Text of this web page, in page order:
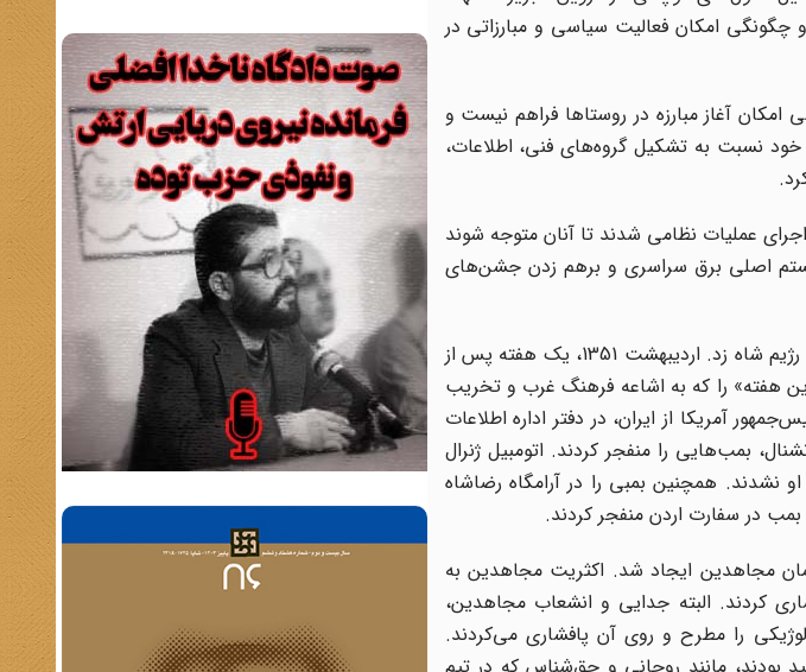
به بررسی روستاها و چگونگی امکان فعالیت سیاسی و مبارزاتی در
امکان آغاز مبارزه در روستاها فراهم نیست و
خود نسبت به تشکیل گروه‌های فنی، اطلاعات،
عملیات نظامی شدند تا آنان متوجه شوند
نیستند. از این‌رو عملیات خود را از مرداد 1350 برای قطع سیستم اصلی برق سراسری و برهم زدن جشن‌های
طی سال‌های 1351 تا 1354 سازمان مجاهدین دست به یک سلسله کارهایی در جهت مبارزه با رژیم شاه زد. اردیبهشت 1351، یک هفته پس از
هفته» را که به اشاعه فرهنگ غرب و تخریب
به مناسبت بازدید نیکسون، رئیس‌جمهور آمریکا از ایران، در دفتر اداره اطلاعات
بمب‌هایی را منفجر کردند. اتومبیل ژنرال
نشدند. همچنین بمبی را در آرامگاه رضاشاه
عظیم در میان اعضای سازمان مجاهدین ایجاد شد. اکثریت مجاهدین به
کردند. البته جدایی و انشعاب مجاهدین،
را مطرح و روی آن پافشاری می‌کردند.